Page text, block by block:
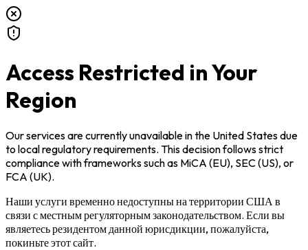
Access Restricted in Your
Region
Our services are currently unavailable inthe United Statesdue
to local regulatory requirements. This decision follows strict
compliance with frameworks such as MiCA (EU), SEC (US), or
FCA (UK).
Наши услуги временно недоступны на территории США в
связи с местным регуляторным законодательством. Если вы
являетесь резидентом данной юрисдикции, пожалуйста,
покиньте этот сайт.